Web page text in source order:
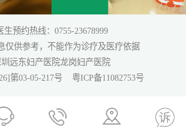
生预约热线：0755-23678999
仅供参考，不能作为诊疗及医疗依据
远东妇产医院龙岗妇产医院
第03-05-217号
粤ICP备11082753号